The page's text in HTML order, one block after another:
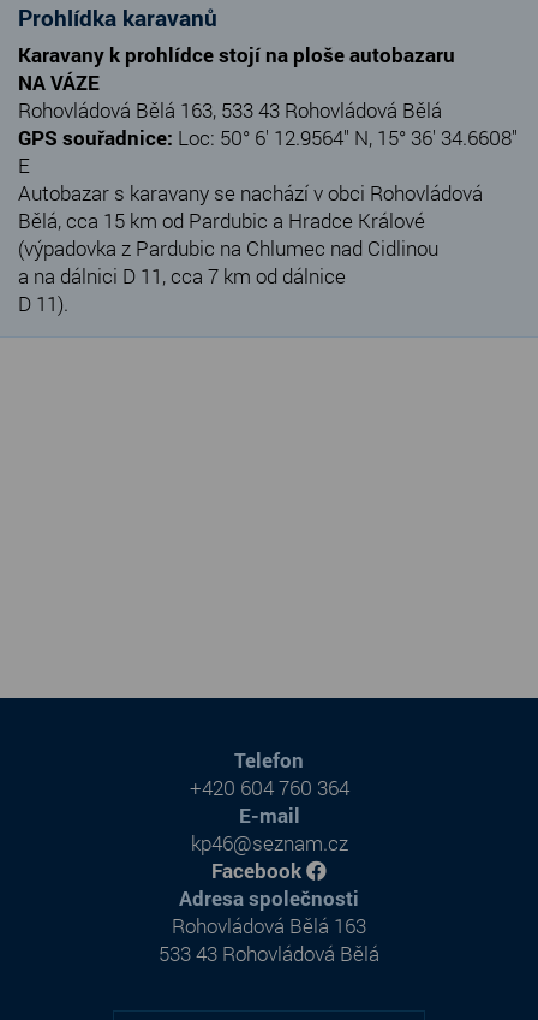
Prohlídka karavanů
Karavany k prohlídce stojí na ploše autobazaru
NA VÁZE
Rohovládová Bělá 163, 533 43 Rohovládová Bělá
GPS souřadnice: Loc: 50° 6' 12.9564" N, 15° 36' 34.6608"
E
Autobazar s karavany se nachází v obci Rohovládová
Bělá, cca 15 km od Pardubic a Hradce Králové
(výpadovka z Pardubic na Chlumec nad Cidlinou
a na dálnici D 11, cca 7 km od dálnice
D 11).
Adresa společnosti
Rohovládová Bělá 163
533 43 Rohovládová Bělá
Telefon
+420 604 760 364
E-mail
kp46@seznam.cz
Facebook